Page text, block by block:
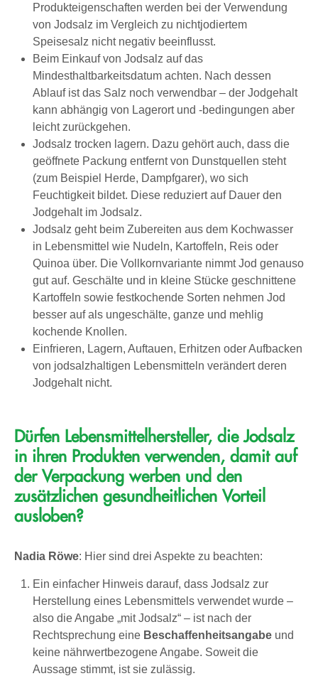
Produkteigenschaften werden bei der Verwendung
von Jodsalz im Vergleich zu nichtjodiertem
Speisesalz nicht negativ beeinflusst.
Beim Einkauf von Jodsalz auf das
Mindesthaltbarkeitsdatum achten. Nach dessen
Ablauf ist das Salz noch verwendbar – der Jodgehalt
kann abhängig von Lagerort und -bedingungen aber
leicht zurückgehen.
Jodsalz trocken lagern. Dazu gehört auch, dass die
geöffnete Packung entfernt von Dunstquellen steht
(zum Beispiel Herde, Dampfgarer), wo sich
Feuchtigkeit bildet. Diese reduziert auf Dauer den
Jodgehalt im Jodsalz.
Jodsalz geht beim Zubereiten aus dem Kochwasser
in Lebensmittel wie Nudeln, Kartoffeln, Reis oder
Quinoa über. Die Vollkornvariante nimmt Jod genauso
gut auf. Geschälte und in kleine Stücke geschnittene
Kartoffeln sowie festkochende Sorten nehmen Jod
besser auf als ungeschälte, ganze und mehlig
kochende Knollen.
Einfrieren, Lagern, Auftauen, Erhitzen oder Aufbacken
von jodsalzhaltigen Lebensmitteln verändert deren
Jodgehalt nicht.
Dürfen Lebensmittelhersteller, die Jodsalz
in ihren Produkten verwenden, damit auf
der Verpackung werben und den
zusätzlichen gesundheitlichen Vorteil
ausloben?
Nadia Röwe: Hier sind drei Aspekte zu beachten:
Ein einfacher Hinweis darauf, dass Jodsalz zur
Herstellung eines Lebensmittels verwendet wurde –
also die Angabe „mit Jodsalz“ – ist nach der
Rechtsprechung eine Beschaffenheitsangabeund
keine nährwertbezogene Angabe. Soweit die
Aussage stimmt, ist sie zulässig.